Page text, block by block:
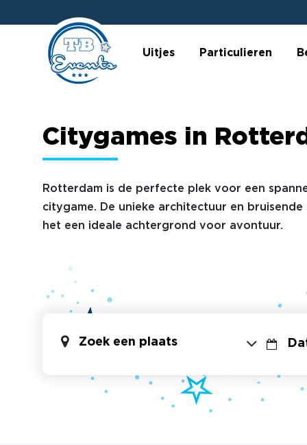
Uitjes Particulieren
Citygames in
Rotterdam is de perfecte plek voor een
citygame. De unieke architectuur en bruisende
het een ideale achtergrond voor avontuur.
Zoek een plaats